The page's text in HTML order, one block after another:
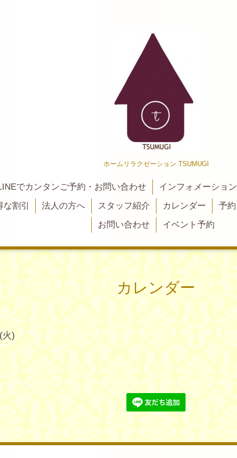
ホームリラクゼーション TSUMUGI
でカンタンご予約・お問い合わせ インフォメーション
な割引 法人の方へ スタッフ紹介 カレンダー 予約
お問い合わせ
イベント予約
カレンダー
火)